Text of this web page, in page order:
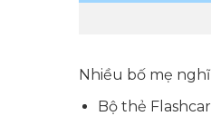
Nhiều bố mẹ
Bộ thẻ